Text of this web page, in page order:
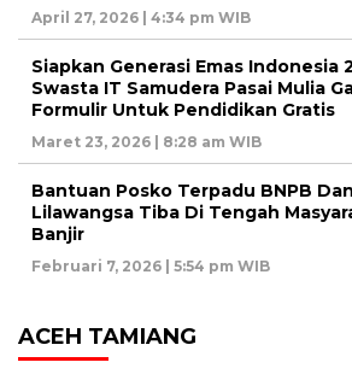
April 27, 2026 | 4:34 pm WIB
Siapkan Generasi Emas Indonesia
Swasta IT Samudera Pasai Mulia
Formulir Untuk Pendidikan Gratis
Maret 23, 2026 | 8:28 am WIB
Bantuan Posko Terpadu BNPB
Lilawangsa Tiba Di Tengah
Banjir
Februari 7, 2026 | 5:54 pm WIB
ACEH TAMIANG